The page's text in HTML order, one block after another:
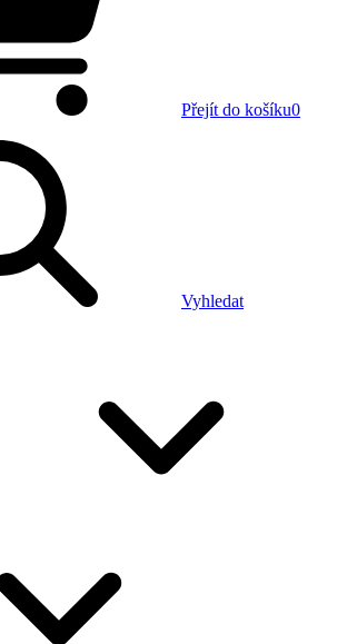
Přejít do košíku0
Vyhledat